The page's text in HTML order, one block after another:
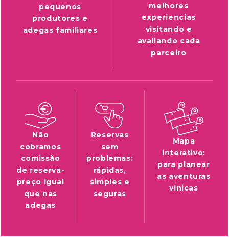
pequenos
produtores e
adegas familiares
melhores
experiencias
visitando e
avaliando cada
parceiro
Não
cobramos
comissão
de reserva-
preço igual
que nas
adegas
Reservas
sem
problemas:
rápidas,
simples e
seguras
Mapa
interativo:
para planear
as aventuras
vínicas